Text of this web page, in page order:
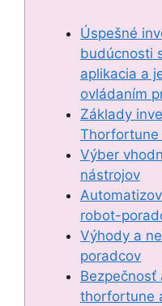
Úspešné
budúcnosti
aplikacia a
ovládaním
Základy
Thorfortune
Výber
nástrojov
robot-
Výhody a
poradcov
Bezpečnosť
thorfortune